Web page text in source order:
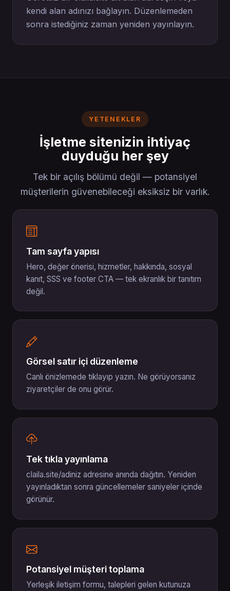
kendi alan adınızı bağlayın. Düzenlemeden
sonra istediğiniz zaman yeniden yayınlayın.
YETENEKLER
İşletme sitenizin ihtiyaç
duyduğu her şey
Tek bir açılış bölümü değil — potansiyel
müşterilerin güvenebileceği eksiksiz bir varlık.
Tam sayfa yapısı
Hero, değer önerisi, hizmetler, hakkında, sosyal
kanıt, SSS ve footer CTA — tek ekranlık bir tanıtım
değil.
Görsel satır içi düzenleme
Canlı önizlemede tıklayıp yazın. Ne görüyorsanız
ziyaretçiler de onu görür.
Tek tıkla yayınlama
claila.site/adiniz adresine anında dağıtın. Yeniden
yayınladıktan sonra güncellemeler saniyeler içinde
görünür.
Potansiyel müşteri toplama
Yerleşik iletişim formu, talepleri gelen kutunuza